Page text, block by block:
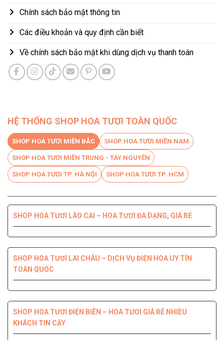
Chính sách bảo mật thông tin
Các điều khoản và quy định cần biết
Về chính sách bảo mật khi dùng dịch vụ thanh toán
HỆ THỐNG SHOP HOA TƯƠI TOÀN QUỐC
SHOP HOA TƯƠI MIỀN BẮC SHOP HOA TƯƠI MIỀN NAM
SHOP HOA TƯƠI MIỀN TRUNG - TÂY NGUYÊN
SHOP HOA TƯƠI TP. HÀ NỘI SHOP HOA TƯƠI TP. HCM
SHOP HOA TƯƠI LÀO CAI – HOA TƯƠI ĐA DẠNG, GIÁ RẺ
SHOP HOA TƯƠI LAI CHÂU – DỊCH VỤ ĐIỆN HOA UY TÍN
TOÀN QUỐC
SHOP HOA TƯƠI ĐIỆN BIÊN – HOA TƯƠI GIÁ RẺ NHIỀU
KHÁCH TIN CẬY
LƯỢNG HÀNG ĐẦU
NHANH CHÓNG
ĐẦU
UY TÍN CHẤT LƯỢNG
SHOP HOA TƯƠI QUẬN 6 – GIÁ TỐT GIAO HOA TẬN NHÀ